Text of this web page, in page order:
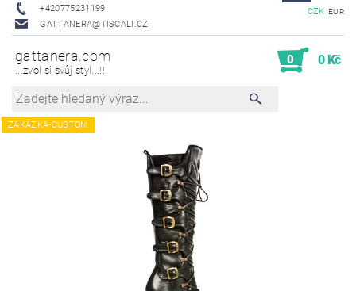
+420775231199
GATTANERA@TISCALI.CZ
CZK EUR
gattanera.com
...zvol si svůj styl...!!!
0 0 Kč
ZAKÁZKA-CUSTOM